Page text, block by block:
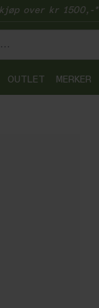
over kr 1500,-*
OUTLET MERKER